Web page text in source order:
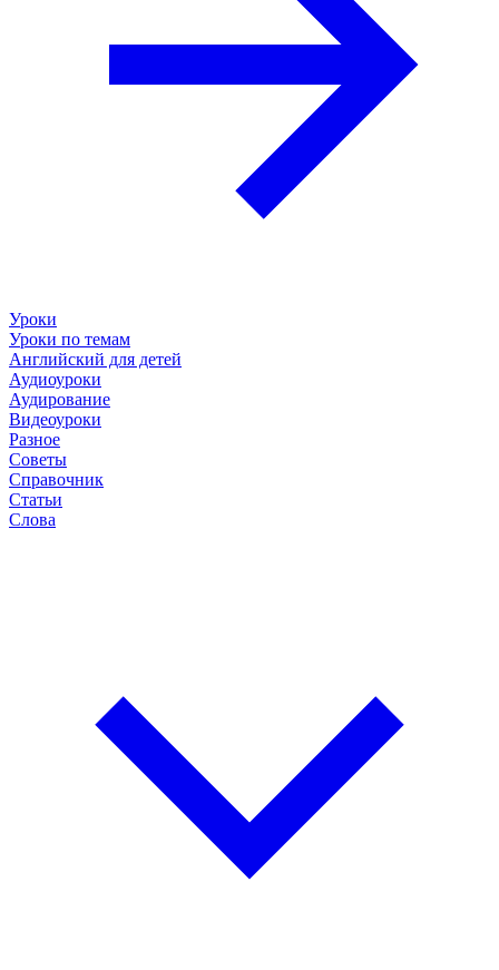
Уроки
Уроки по темам
Английский для детей
Аудиоуроки
Аудирование
Видеоуроки
Разное
Советы
Справочник
Статьи
Слова